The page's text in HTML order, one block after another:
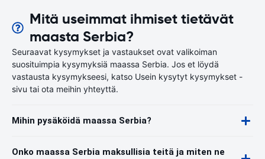
Mitä useimmat ihmiset tietävät
maasta Serbia?
Seuraavat kysymykset ja vastaukset ovat valikoiman
suosituimpia kysymyksiä maassa Serbia. Jos et löydä
vastausta kysymykseesi, katso Usein kysytyt kysymykset -
sivu tai ota meihin yhteyttä.
Mihin pysäköidä maassa Serbia?
Onko maassa Serbia maksullisia teitä ja miten ne